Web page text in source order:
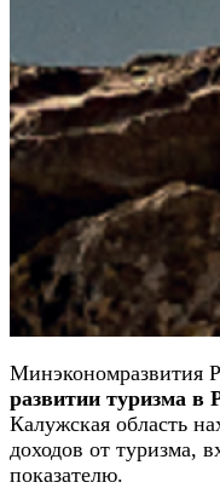
Минэкономразвития
развитии туризма в
Калужская область
доходов от туризма,
показателю.